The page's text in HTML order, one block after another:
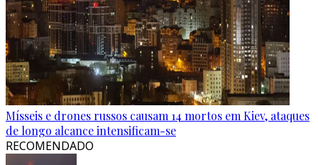
Mísseis e drones russos causam 14 mortos em Kiev, ataques
de longo alcance intensificam-se
RECOMENDADO